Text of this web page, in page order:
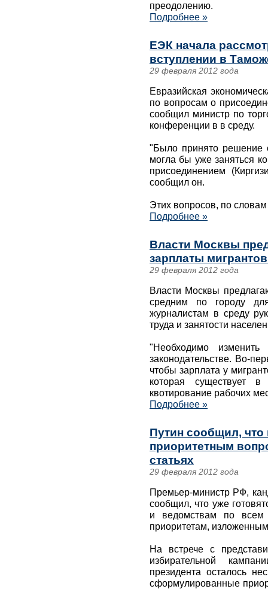
преодолению.
Подробнее »
ЕЭК начала
вступлении в
29 февраля 2012 года
Евразийская
по вопросам о
сообщил министр по
конференции в в среду.
"Было принято решение
могла бы уже заняться
присоединением
сообщил он.
Этих вопросов, по
Подробнее »
Власти Москвы
зарплаты
29 февраля 2012 года
Власти Москвы
средним по городу
журналистам в среду
труда и занятости
"Необходимо
законодательстве. Во-
чтобы зарплата у
которая существует
квотирование рабочих
Подробнее »
Путин сообщил, что
приоритетным
статьях
29 февраля 2012 года
Премьер-министр РФ,
сообщил, что уже
и ведомствам по
приоритетам,
На встрече с
избирательной
президента осталось
сформулированные